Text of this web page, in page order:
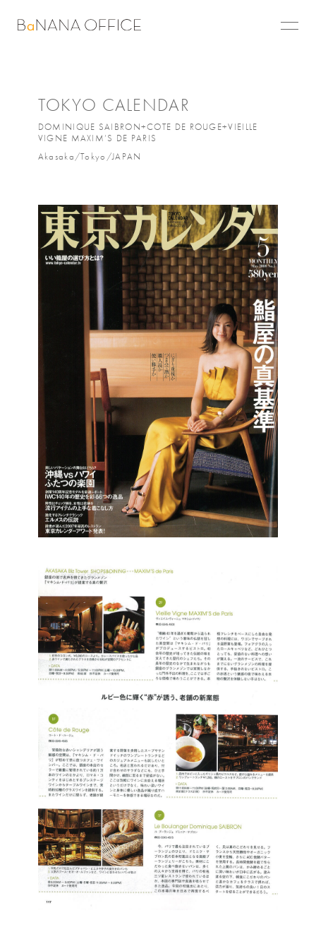
TOKYO CALENDAR
DOMINIQUE SAIBRON+COTE DE ROUGE+VIEILLE
VIGNE MAXIM’S DE PARIS
Akasaka/Tokyo/JAPAN